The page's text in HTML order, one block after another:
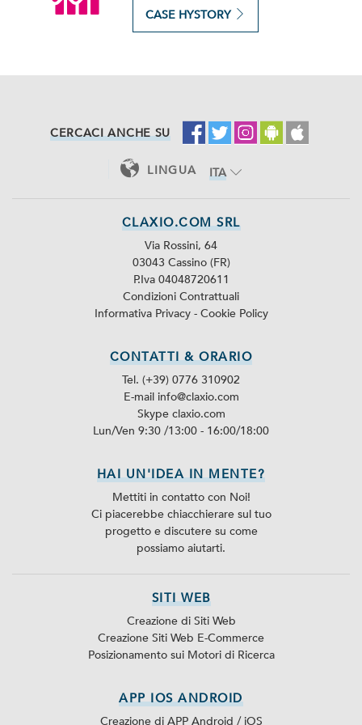
CASE HYSTORY
CERCACI ANCHE SU
LINGUA
ITA
CLAXIO.COM SRL
Via Rossini, 64
03043 Cassino (FR)
P.Iva 04048720611
Condizioni Contrattuali
Informativa Privacy - Cookie Policy
CONTATTI & ORARIO
Tel. (+39) 0776 310902
E-mail info@claxio.com
Skype claxio.com
Lun/Ven 9:30 /13:00 - 16:00/18:00
HAI UN'IDEA IN MENTE?
Mettiti in contatto con Noi!
Ci piacerebbe chiacchierare sul tuo
progetto e discutere su come
possiamo aiutarti.
SITI WEB
Creazione di Siti Web
Creazione Siti Web E-Commerce
Posizionamento sui Motori di Ricerca
APP IOS ANDROID
Creazione di APP Android / iOS